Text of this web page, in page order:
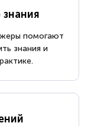
помогают
знания и